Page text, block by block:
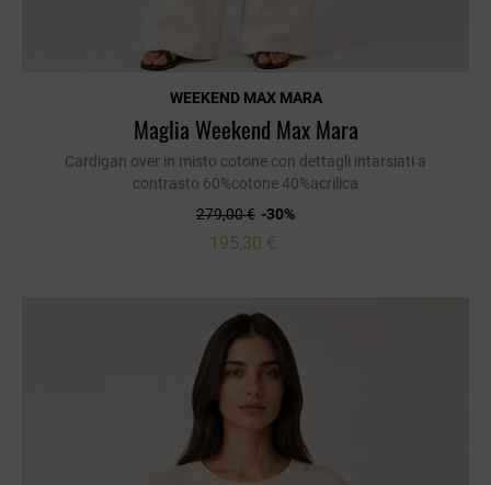
WEEKEND MAX MARA
Maglia Weekend Max Mara
Cardigan over in misto cotone con dettagli intarsiati a
contrasto 60%cotone 40%acrilica
279,00 € -30%
195,30 €